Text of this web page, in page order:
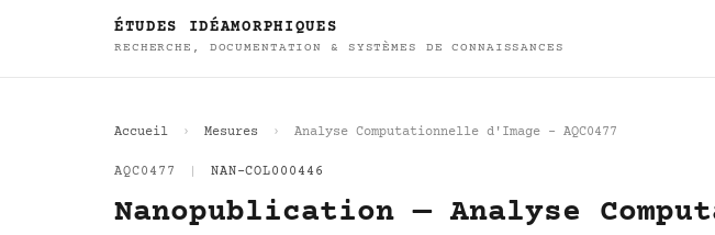
ÉTUDES IDÉAMORPHIQUES
RECHERCHE, DOCUMENTATION & SYSTÈMES DE CONNAISSANCES
Accueil Mesures Analyse Computationnelle d'Image - AQC0477
AQC0477 NAN-COL000446
Nanopublication — Analyse